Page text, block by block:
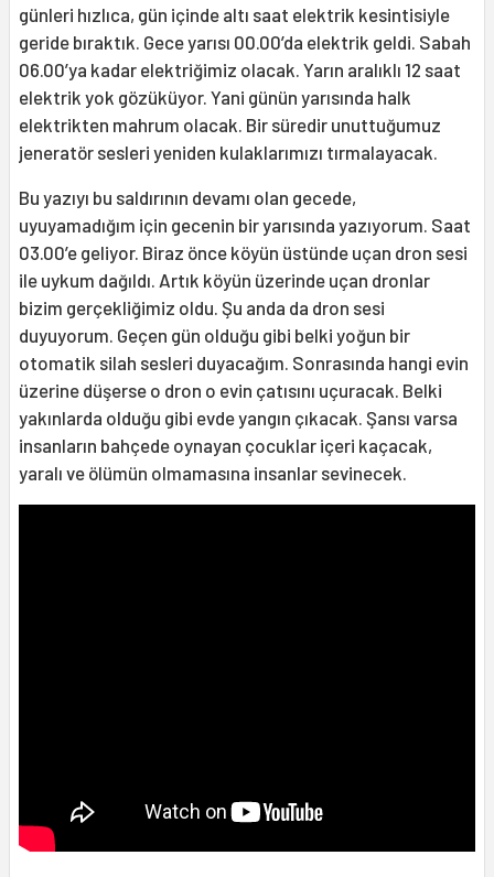
günleri hızlıca, gün içinde altı saat elektrik kesintisiyle
geride bıraktık. Gece yarısı 00.00’da elektrik geldi. Sabah
06.00’ya kadar elektriğimiz olacak. Yarın aralıklı 12 saat
elektrik yok gözüküyor. Yani günün yarısında halk
elektrikten mahrum olacak. Bir süredir unuttuğumuz
jeneratör sesleri yeniden kulaklarımızı tırmalayacak.
Bu yazıyı bu saldırının devamı olan gecede,
uyuyamadığım için gecenin bir yarısında yazıyorum. Saat
03.00’e geliyor. Biraz önce köyün üstünde uçan dron sesi
ile uykum dağıldı. Artık köyün üzerinde uçan dronlar
bizim gerçekliğimiz oldu. Şu anda da dron sesi
duyuyorum. Geçen gün olduğu gibi belki yoğun bir
otomatik silah sesleri duyacağım. Sonrasında hangi evin
üzerine düşerse o dron o evin çatısını uçuracak. Belki
yakınlarda olduğu gibi evde yangın çıkacak. Şansı varsa
insanların bahçede oynayan çocuklar içeri kaçacak,
yaralı ve ölümün olmamasına insanlar sevinecek.